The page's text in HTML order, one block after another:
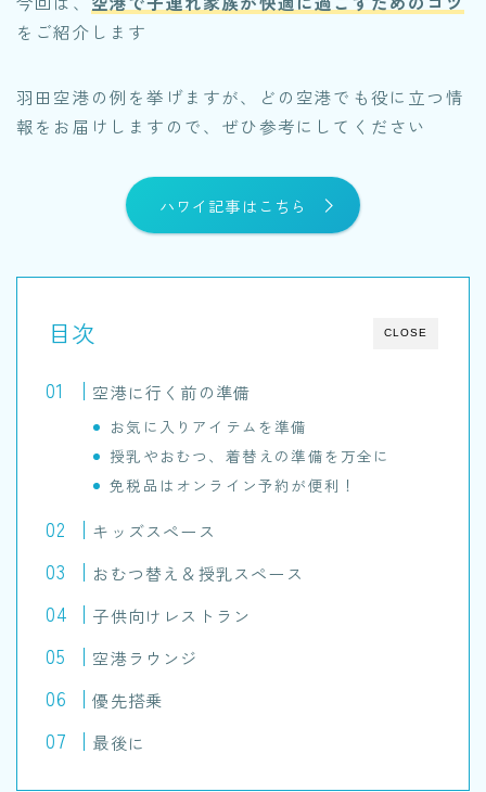
をご紹介します
羽田空港の例を挙げますが、どの空港でも役に立つ情
報をお届けしますので、ぜひ参考にしてください
ハワイ記事はこちら
CLOSE
目次
空港に行く前の準備
お気に入りアイテムを準備
授乳やおむつ、着替えの準備を万全に
免税品はオンライン予約が便利！
キッズスペース
おむつ替え＆授乳スペース
子供向けレストラン
空港ラウンジ
優先搭乗
最後に